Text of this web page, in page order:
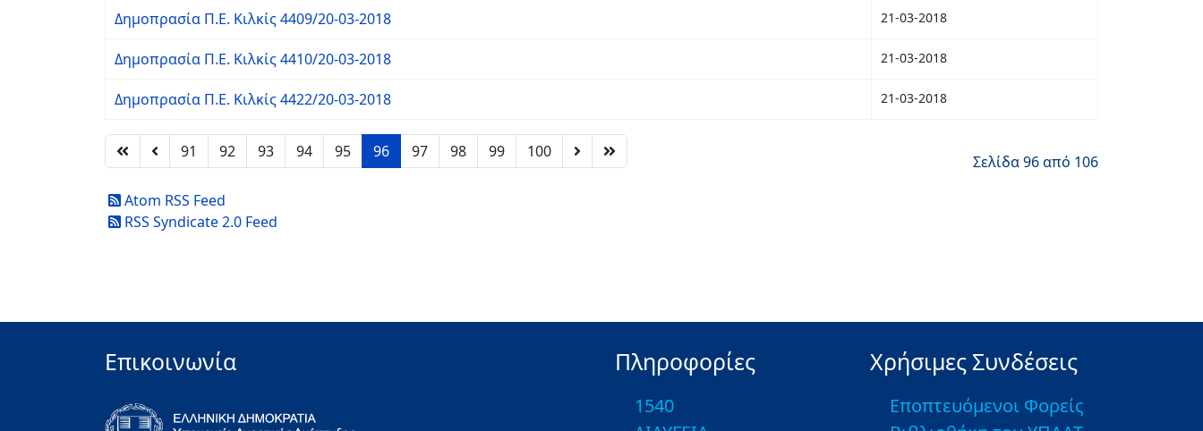
Δημοπρασία Π.Ε. Κιλκίς 4409/20-03-2018 21-03-2018
Δημοπρασία Π.Ε. Κιλκίς 4410/20-03-2018 21-03-2018
Δημοπρασία Π.Ε. Κιλκίς 4422/20-03-2018 21-03-2018
91 92 93 94 95 96 97 98 99 100
Σελίδα 96 από 106
Atom RSS Feed
RSS Syndicate 2.0 Feed
Επικοινωνία Πληροφορίες
1540
Χρήσιμες Συνδέσεις
Εποπτευόμενοι Φορείς